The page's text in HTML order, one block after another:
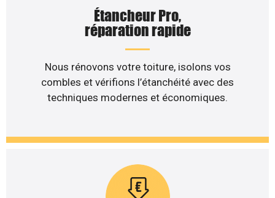
Étancheur Pro,
réparation rapide
Nous rénovons votre toiture, isolons vos
combles et vérifions l’étanchéité avec des
techniques modernes et économiques.